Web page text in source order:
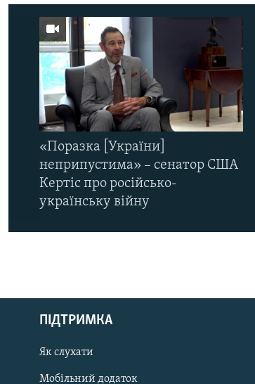
РУС
«Поразка [України]
неприпустима» – сенатор США
Кертіс про російсько-
українську війну
ПІДТРИМКА
Як слухати
Мобільний додаток